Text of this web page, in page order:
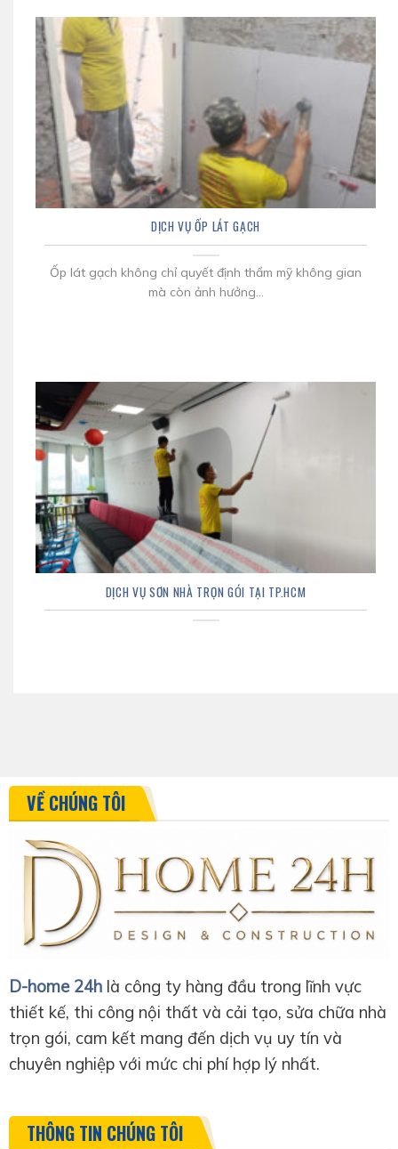
DỊCH VỤ ỐP LÁT GẠCH
Ốp lát gạch không chỉ quyết định thẩm mỹ không gian
mà còn ảnh hưởng...
DỊCH VỤ SƠN NHÀ TRỌN GÓI TẠI TP.HCM
VỀ CHÚNG TÔI
D-home 24h là công ty hàng đầu trong lĩnh vực
thiết kế, thi công nội thất và cải tạo, sửa chữa nhà
trọn gói, cam kết mang đến dịch vụ uy tín và
chuyên nghiệp với mức chi phí hợp lý nhất.
THÔNG TIN CHÚNG TÔI